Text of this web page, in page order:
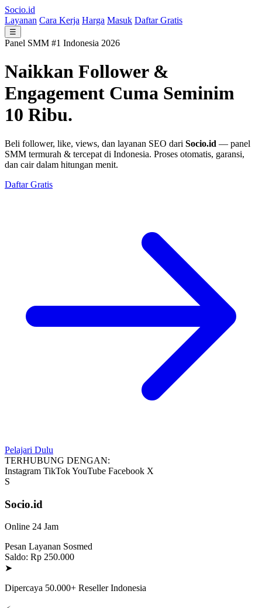
Socio.id
Layanan Cara Kerja Harga Masuk Daftar Gratis
☰
Panel SMM #1 Indonesia 2026
Naikkan Follower &
Engagement Cuma Seminim
10 Ribu.
Beli follower, like, views, dan layanan SEO dari Socio.id — panel
SMM termurah & tercepat di Indonesia. Proses otomatis, garansi,
dan cair dalam hitungan menit.
Daftar Gratis
Pelajari Dulu
TERHUBUNG DENGAN:
Instagram TikTokYouTube Facebook X
S
Socio.id
Online 24 Jam
Pesan Layanan Sosmed
Saldo: Rp 250.000
➤
Dipercaya 50.000+ Reseller Indonesia